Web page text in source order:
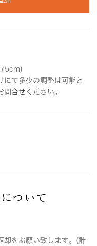
て多少の調整は可能と
問合せ ください。
ついて
却をお願い致します。(計